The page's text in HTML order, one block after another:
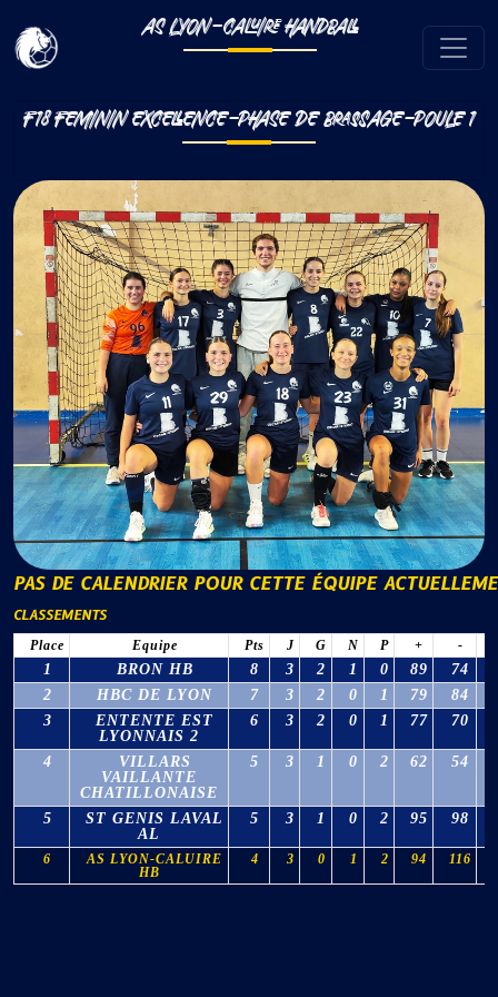
AS LYON-CALUIRE HANDBALL
F18 FEMININ EXCELLENCE-PHASE DE BRASSAGE-POULE 1
PAS DE CALENDRIER POUR CETTE ÉQUIPE
CLASSEMENTS
Place Equipe Pts J G N P + -
1 BRON HB 8 3 2 1 0 89 74
2
HBC DE LYON 7 3 2 0 1 79 84
3
ENTENTE EST
LYONNAIS 2
6 3 2 0 1 77 70
4
VILLARS
VAILLANTE
CHATILLONAISE
5 3 1 0 2 62 54
5
ST GENIS LAVAL
AL
5 3 1 0 2 95 98
6
AS LYON-CALUIRE
HB
4 3 0 1 2 94 116